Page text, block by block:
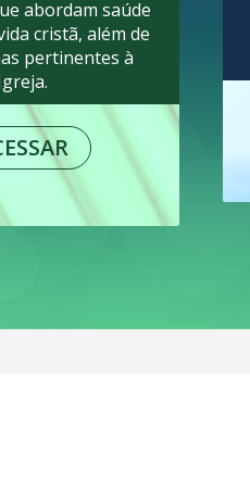
abordam saúde
cristã, além de
pertinentes à